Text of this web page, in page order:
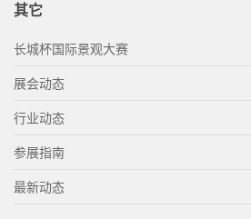
其它
长城杯国际景观大赛
展会动态
行业动态
参展指南
最新动态